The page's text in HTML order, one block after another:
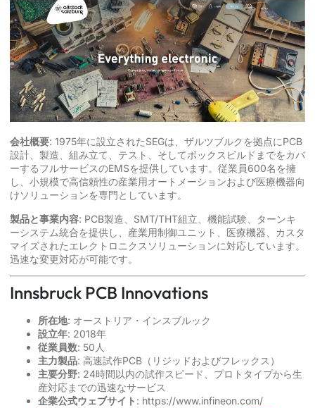
会社概要: 1975年に設立されたSEGは、ザルツブルクを拠点にPCB
設計、製造、組み立て、テスト、そしてボックスビルドまでをカバ
ーするフルサービスのEMSを提供しています。従業員600名を擁
し、小規模で高信頼性の産業用オートメーションおよび医療機器向
けソリューションを専門としています。
製品と事業内容: PCB製造、SMT/THT組立、機能試験、ターンキ
ーシステム統合を提供し、産業用制御ユニット、医療機器、カスタ
マイズされたエレクトロニクスソリューションに対応しています。
迅速な変更対応が可能です。
Innsbruck PCB Innovations
所在地: オーストリア・インスブルック
設立年: 2018年
従業員数: 50人
主力製品: 高速試作PCB（リジッドおよびフレックス）
主要分野: 24時間以内の試作スピード、プロトタイプから生
産対応までの迅速なサービス
企業公式ウェブサイト : https://www.infineon.com/